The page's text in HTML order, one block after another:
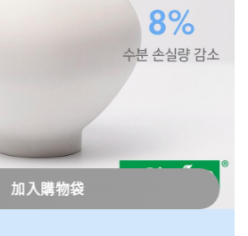
加入購物袋